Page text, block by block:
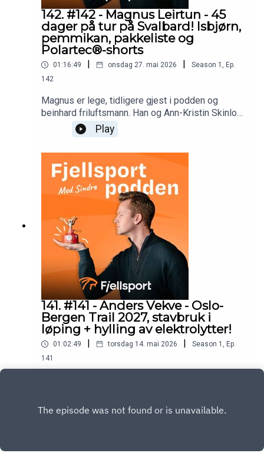
142. #142 - Magnus Leirtun - 45
dager på tur på Svalbard! Isbjørn,
pemmikan, pakkeliste og
Polartec®-shorts
01:16:49 onsdag 27. mai 2026 Season 1 , Ep.
142
Magnus er lege, tidligere gjest i podden og
beinhard friluftsmann. Han og Ann-Kristin Skinlo
har akkurat gått 700 km på Svalbard fra Sørneset i
sør til Magdalenefjorden i nordvest. Magnus tar
oss gjennom turen og noen av valgene han tok på
utstyrsfronten!
Play
141. #141 - Anders Vekve - Oslo-
Bergen Trail 2027, stavbruk i
løping + hylling av elektrolytter!
01:02:49 torsdag 14. mai 2026 Season 1 , Ep.
141
forbereder seg til 2027. Vi har også en god prat
om staver til løping!-Terrengløping, OBT2027,
Play